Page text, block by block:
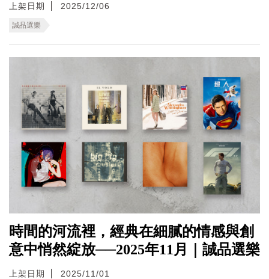
上架日期 2025/12/06
誠品選樂
時間的河流裡，經典在細膩的情感與創
意中悄然綻放──2025年11月｜誠品選樂
上架日期 2025/11/01